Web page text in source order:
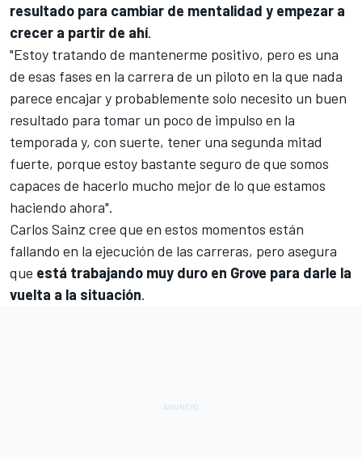
resultado para cambiar de mentalidad y empezar a
crecer a partir de ahí.
"Estoy tratando de mantenerme positivo, pero es una
de esas fases en la carrera de un piloto en la que nada
parece encajar y probablemente solo necesito un buen
resultado para tomar un poco de impulso en la
temporada y, con suerte, tener una segunda mitad
fuerte, porque estoy bastante seguro de que somos
capaces de hacerlo mucho mejor de lo que estamos
haciendo ahora".
Carlos Sainz cree que en estos momentos están
fallando en la ejecución de las carreras, pero asegura
que está trabajando muy duro en Grove para darle la
vuelta a la situación.